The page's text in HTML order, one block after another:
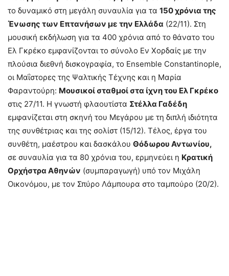
το δυναμικό στη μεγάλη συναυλία για τα 150 χρόνια της
Ένωσης των Επτανήσων με την Ελλάδα (22/11). Στη
μουσική εκδήλωση για τα 400 χρόνια από το θάνατο του
Ελ Γκρέκο εμφανίζονται το σύνολο Εν Χορδαίς με την
πλούσια διεθνή δισκογραφία, το Ensemble Constantinople,
οι Μαΐστορες της Ψαλτικής Τέχνης και η Μαρία
Φαραντούρη: Μουσικοί σταθμοί στα ίχνη του Ελ Γκρέκο
στις 27/11. Η γνωστή φλαουτίστα Στέλλα Γαδέδη
εμφανίζεται στη σκηνή του Μεγάρου με τη διπλή ιδιότητα
της συνθέτριας και της σολίστ (15/12). Τέλος, έργα του
συνθέτη, μαέστρου και δασκάλου Θόδωρου Αντωνίου,
σε συναυλία για τα 80 χρόνια του, ερμηνεύει η Κρατική
Ορχήστρα Αθηνών (συμπαραγωγή) υπό τον Μιχάλη
Οικονόμου, με τον Σπύρο Λάμπουρα στο ταμπούρο (20/2).